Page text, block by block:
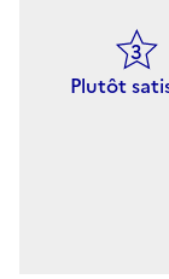
Plutôt